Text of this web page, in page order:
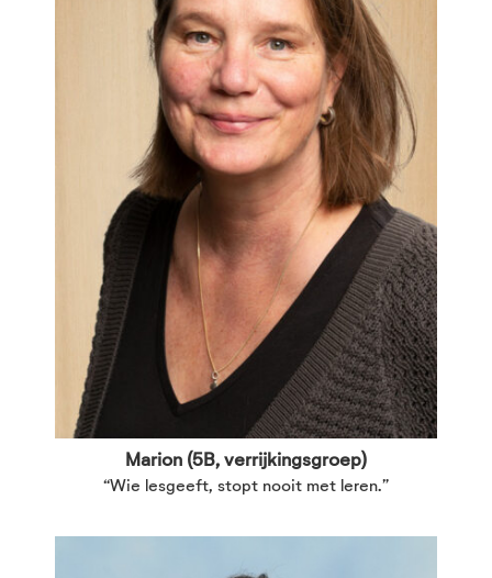
Marion (5B, verrijkingsgroep)
“Wie lesgeeft, stopt nooit met leren.”